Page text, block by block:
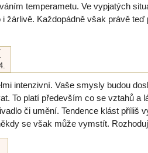
temperametu. Ve vypjatých
žárlivě. Každopádně však právě
intenzivní. Vaše smysly budou
To platí především co se vztahů a
či umění. Tendence klást příliš
se však může vymstít.